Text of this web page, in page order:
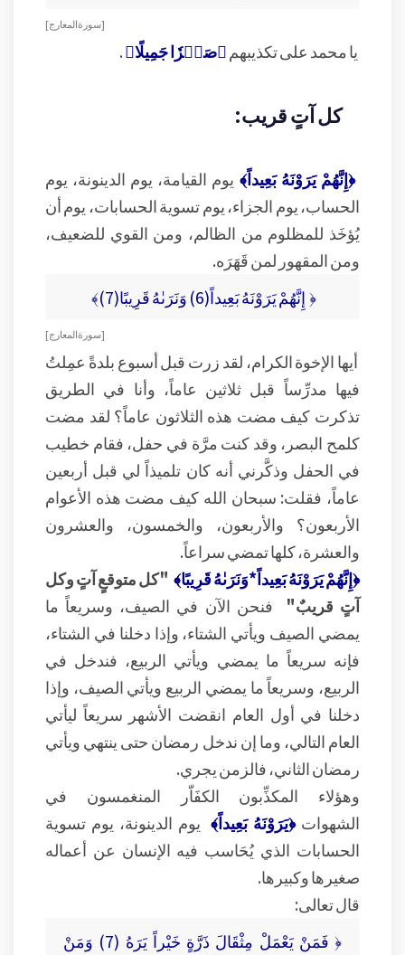
[ سورة المعارج ]
يا محمد على تكذيبهم﴿صَبۡرٗا جَمِيلًا﴾.
كل آتٍ قريب:
﴿إِنَّهُمْ يَرَوْنَهُ بَعِيداً﴾ يوم القيامة، يوم الدينونة، يوم
الحساب، يوم الجزاء، يوم تسوية الحسابات، يوم أن
يُؤخَذ للمظلوم من الظالم، ومن القوي للضعيف،
ومن المقهور لمن قَهَرَه.
﴿ إِنَّهُمْ يَرَوْنَهُ بَعِيداً(6) وَنَرَىٰهُ قَرِيبًا(7)﴾
[ سورة المعارج ]
أيها الإخوة الكرام، لقد زرت قبل أسبوع بلدةً عمِلتُ
فيها مدرِّساً قبل ثلاثين عاماً، وأنا في الطريق
تذكرت كيف مضت هذه الثلاثون عاماً؟ لقد مضت
كلمح البصر، وقد كنت مرَّة في حفل، فقام خطيب
في الحفل وذكَّرني أنه كان تلميذاً لي قبل أربعين
عاماً، فقلت: سبحان الله كيف مضت هذه الأعوام
الأربعون؟ والأربعون، والخمسون، والعشرون
والعشرة، كلها تمضي سراعاً.
﴿إِنَّهُمْ يَرَوْنَهُ بَعِيداً*وَنَرَىٰهُ قَرِيبًا﴾ "كل متوقعٍ آتٍ وكل
آتٍ قريبٌ"
فنحن الآن في الصيف، وسريعاً ما
يمضي الصيف ويأتي الشتاء، وإذا دخلنا في الشتاء،
فإنه سريعاً ما يمضي ويأتي الربيع، فندخل في
الربيع، وسريعاً ما يمضي الربيع ويأتي الصيف، وإذا
دخلنا في أول العام انقضت الأشهر سريعاً ليأتي
العام التالي، وما إن ندخل رمضان حتى ينتهي ويأتي
رمضان الثاني، فالزمن يجري.
وهؤلاء المكذِّبون الكفَاّر المنغمسون في
الشهوات﴿يَرَوْنَهُ بَعِيداً﴾ يوم الدينونة، يوم تسوية
الحسابات الذي يُحَاسب فيه الإنسان عن أعماله
صغيرها وكبيرها.
قال تعالى:
﴿ فَمَنْ يَعْمَلْ مِثْقَالَ ذَرَّةٍ خَيْراً يَرَهُ (7) وَمَنْ